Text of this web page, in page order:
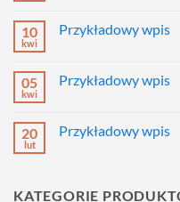
Przykładowy
10
kwi
Przykładowy wpis
Przykładowy
05
kwi
Przykładowy wpis
Przykładowy
20
lut
Przykładowy wpis
wpis
KATEGORIE